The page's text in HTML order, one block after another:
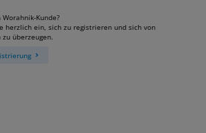
Kunde?
herzlich ein, sich zu registrieren und sich von
überzeugen.